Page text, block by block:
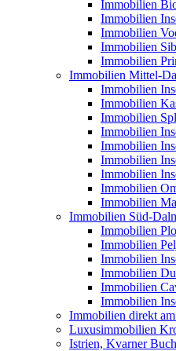
Immobilien
Immobilien
Immobilien
Immobilien
Immobilien
Immobilien Mittel-
Immobilien
Immobilien
Immobilien
Immobilien
Immobilien
Immobilien
Immobilien
Immobilien
Immobilien
Immobilien Süd-
Immobilien
Immobilien
Immobilien
Immobilien
Immobilien
Immobilien
Immobilien direkt
Luxusimmobilien
Istrien, Kvarner